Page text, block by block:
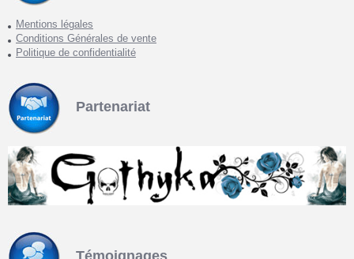
Mentions légales
Conditions Générales de vente
Politique de confidentialité
Partenariat